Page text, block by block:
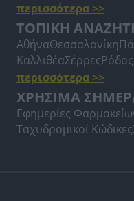
περισσότερα >>
ΤΟΠΙΚΗ
ΑθήναΘεσσαλονίκη
ΚαλλιθέαΣέρρεςΡόδος
περισσότερα >>
ΧΡΗΣΙΜΑ
Εφημερίες
Ταχυδρομικοί Κώδικες